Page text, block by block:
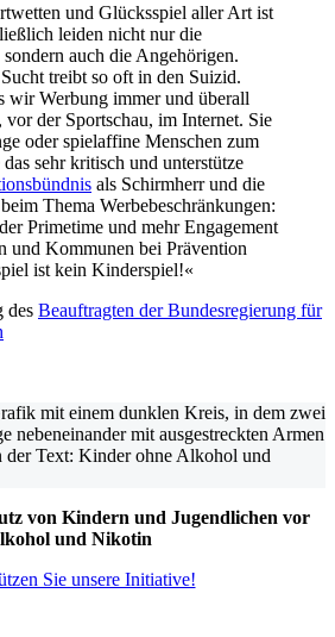
und Glücksspiel aller Art ist
leiden nicht nur die
auch die Angehörigen.
treibt so oft in den Suizid.
wir Werbung immer und überall
der Sportschau, im Internet. Sie
oder spielaffine Menschen zum
das sehr kritisch und unterstütze
als Schirmherr und die
Thema Werbebeschränkungen:
Primetime und mehr Engagement
und Kommunen bei Prävention
ist kein Kinderspiel!«
des Beauftragten der Bundesregierung für
von Kindern und Jugendlichen vor
und Nikotin
Sie unsere Initiative!